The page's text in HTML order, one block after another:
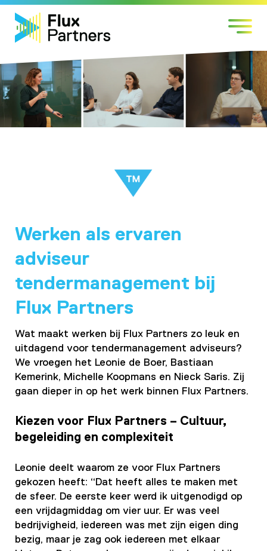
Skip
to
content
Markten
Expertises
Werken bij
Over Flux
Contact
Werken als ervaren
adviseur
tendermanagement bij
Flux Partners
Wat maakt werken bij Flux Partners zo leuk en
uitdagend voor tendermanagement adviseurs?
We vroegen het Leonie de Boer, Bastiaan
Kemerink, Michelle Koopmans en Nieck Saris. Zij
gaan dieper in op het werk binnen Flux Partners.
Kiezen voor Flux Partners – Cultuur,
begeleiding en complexiteit
Leonie deelt waarom ze voor Flux Partners
gekozen heeft: “Dat heeft alles te maken met
de sfeer. De eerste keer werd ik uitgenodigd op
een vrijdagmiddag om vier uur. Er was veel
bedrijvigheid, iedereen was met zijn eigen ding
bezig, maar je zag ook iedereen met elkaar